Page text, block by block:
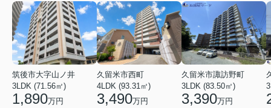
筑後市大字山ノ井
3LDK (71.56㎡)
1,890万円
久留米市西町
4LDK (93.31㎡)
3,490万円
久留米市諏訪野町
3LDK (83.50㎡)
3,390万円